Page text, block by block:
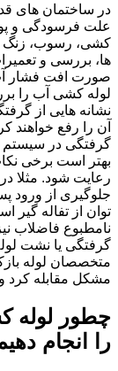
در ساختمان های
علت فرسودگی و
کشی، رسوب، زنگ
ها، بررسی و
صورت افت فشار
لوله کشی آب را
نشانه هایی از
آن را رفع خواهند
گرفتگی در
بهتر است برخی
رعایت شود. مثلا
جلوگیری از ورود
توان از تفاله گیر
نامطبوع فاضلاب
گرفتگی یا نشت
متخصصان لوله
مشکل مقابله کرد
چطور لوله
را انجام